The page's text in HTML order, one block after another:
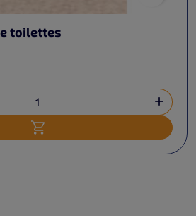
toilettes

Ajouter au panier